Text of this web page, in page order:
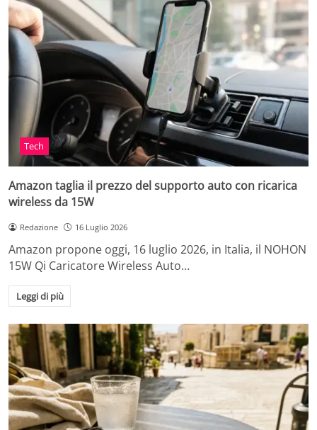
Tech
Amazon taglia il prezzo del supporto auto con ricarica
wireless da 15W
Redazione 16 Luglio 2026
Amazon propone oggi, 16 luglio 2026, in Italia, il NOHON
15W Qi Caricatore Wireless Auto…
Leggi di più